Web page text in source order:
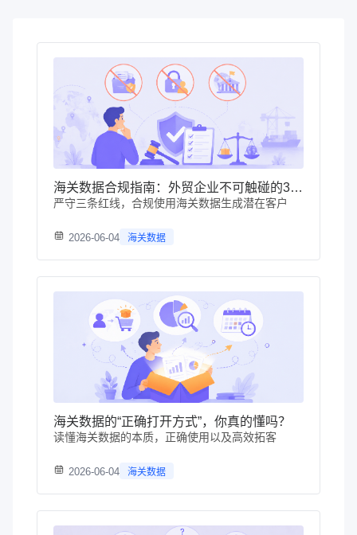
海关数据合规指南：外贸企业不可触碰的3条红线
严守三条红线，合规使用海关数据生成潜在客户
2026-06-04 海关数据
海关数据的“正确打开方式”，你真的懂吗？
读懂海关数据的本质，正确使用以及高效拓客
2026-06-04 海关数据